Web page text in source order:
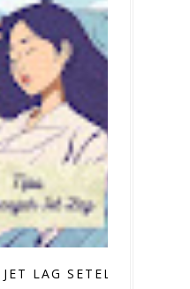
LAG SETELAH